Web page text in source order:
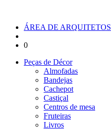
ÁREA DE ARQUITETOS
0
Peças de Décor
Almofadas
Bandejas
Cachepot
Castiçal
Centros de mesa
Fruteiras
Livros